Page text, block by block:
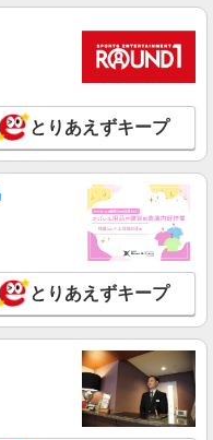
ラス品川御殿山店 東京都品
詳細を見る
東京都品川区大崎4-13-2
詳細を見る
とりあえずキープ
とりあえずキープ